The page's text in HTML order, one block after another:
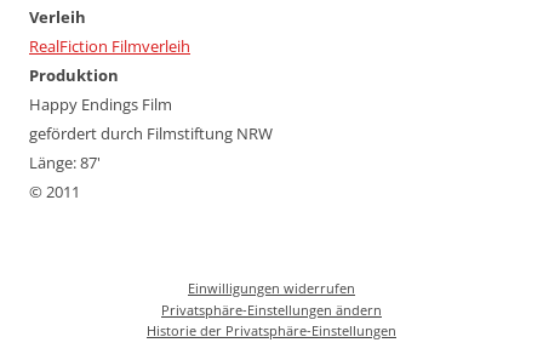
Verleih
RealFiction Filmverleih
Produktion
Happy Endings Film
gefördert durch Filmstiftung NRW
Länge: 87'
© 2011
Einwilligungen widerrufen
Privatsphäre-Einstellungen ändern
Historie der Privatsphäre-Einstellungen